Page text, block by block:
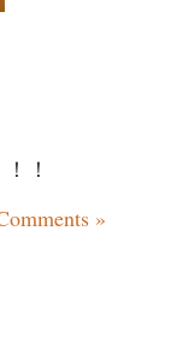
！
»